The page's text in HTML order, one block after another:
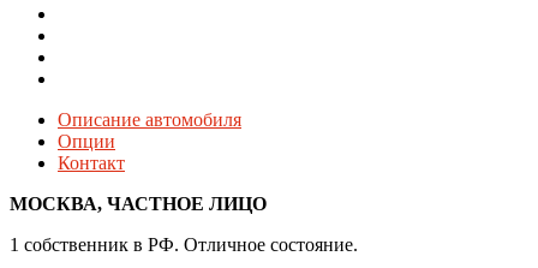
Описание автомобиля
Опции
Контакт
МОСКВА, ЧАСТНОЕ ЛИЦО
1 собственник в РФ. Отличное состояние.